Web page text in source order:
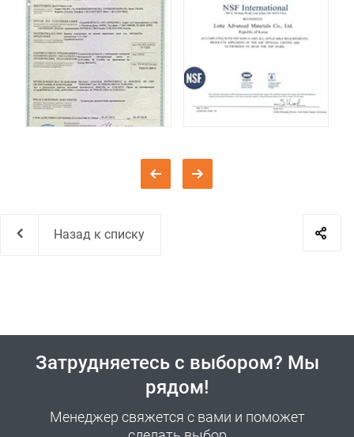
Назад к списку
Затрудняетесь с выбором? Мы
рядом!
Менеджер свяжется с вами и поможет